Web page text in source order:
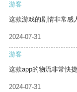
游客
这款游戏的剧情非常感
2024-07-31
游客
这款app的物流非常快
2024-07-31